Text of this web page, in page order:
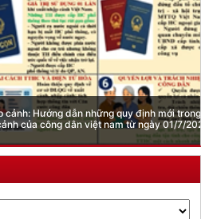
Hướng dẫn những quy định mới trong lĩnh
công dân việt nam từ ngày 01/7/2026